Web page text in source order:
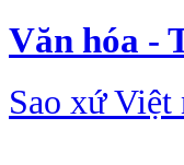
Văn hóa -
Sao xứ Việt